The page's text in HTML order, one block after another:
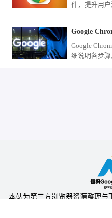
件，提升用
Google
Google
细说明各步
本站为第三方浏览器资源整理与